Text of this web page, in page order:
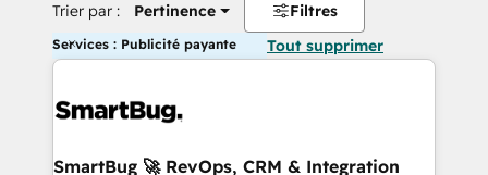
Trier par : Pertinence Filtres
Services : Publicité payante Tout supprimer
SmartBug 🚀 RevOps, CRM & Integration